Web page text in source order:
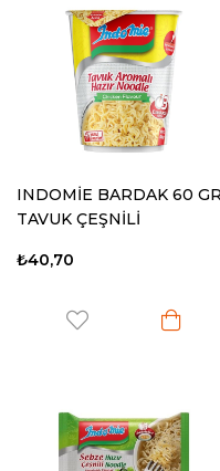
INDOMİE BARDAK 60 GR
TAVUK ÇEŞNİLİ
₺40,70